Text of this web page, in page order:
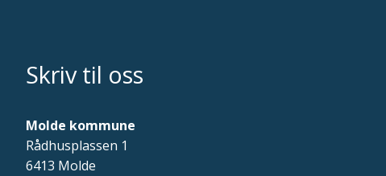
Skriv til oss
Molde kommune
Rådhusplassen 1
6413 Molde